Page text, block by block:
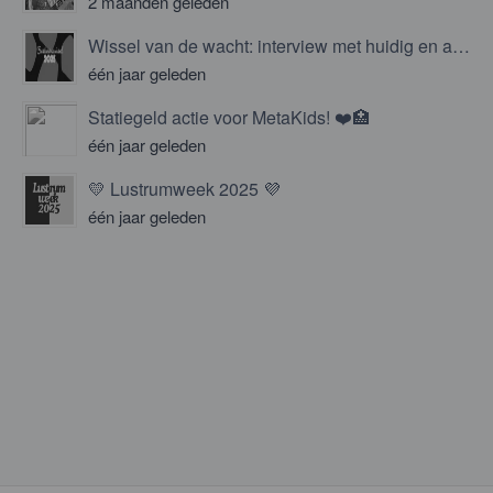
Wissel van de wacht: interview met huidig en aspirant bestuur!
één jaar geleden
Statiegeld actie voor MetaKids! ❤️🏥
één jaar geleden
💛 Lustrumweek 2025 💜
één jaar geleden